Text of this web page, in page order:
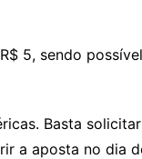
5, sendo possível
Basta
a aposta no dia